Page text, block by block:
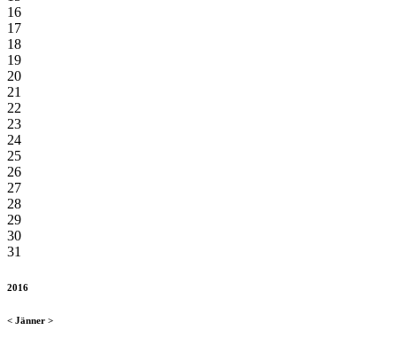
16
17
18
19
20
21
22
23
24
25
26
27
28
29
30
31
2016
< Jänner >